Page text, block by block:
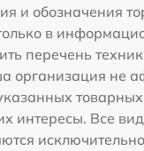
и обозначения
в
перечень
организация не
интересы. Все